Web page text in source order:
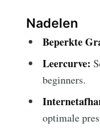
Nadelen
Beperkte
Leercurve:
beginners.
optimale